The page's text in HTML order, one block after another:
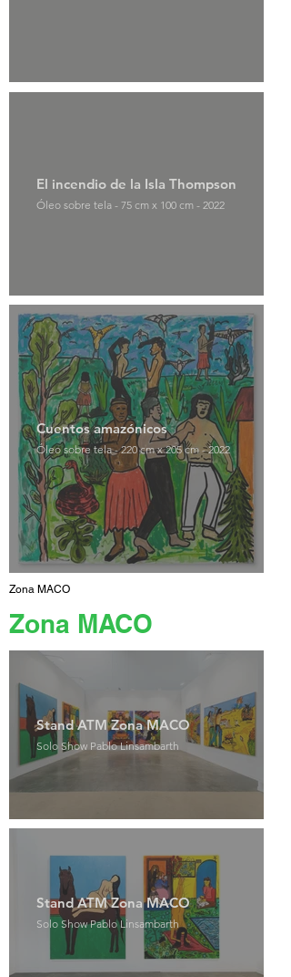
El incendio de la Isla Thompson
Óleo sobre tela - 75 cm x 100 cm - 2022
Cuentos amazónicos
Óleo sobre tela - 220 cm x 205 cm - 2022
Zona MACO
Zona MACO
Stand ATM Zona MACO
Solo Show Pablo Linsambarth
Stand ATM Zona MACO
Solo Show Pablo Linsambarth